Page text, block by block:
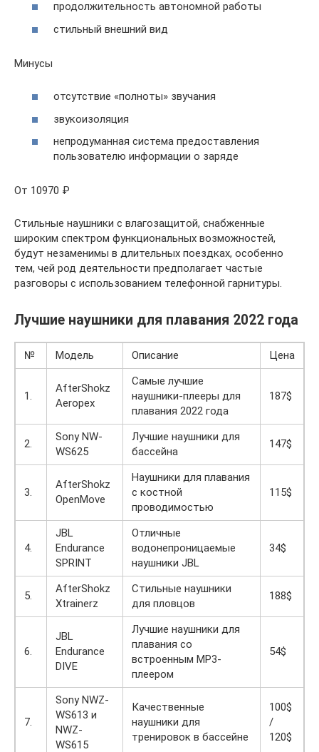
продолжительность автономной работы
стильный внешний вид
Минусы
отсутствие «полноты» звучания
звукоизоляция
непродуманная система предоставления
пользователю информации о заряде
От 10970 ₽
Стильные наушники с влагозащитой, снабженные
широким спектром функциональных возможностей,
будут незаменимы в длительных поездках, особенно
тем, чей род деятельности предполагает частые
разговоры с использованием телефонной гарнитуры.
Лучшие наушники для плавания 2022 года
№ Модель Описание Цена
1.
AfterShokz
Aeropex
Самые лучшие
наушники-плееры для
плавания 2022 года
187$
2.
Sony NW-
WS625
Лучшие наушники для
бассейна
147$
3.
AfterShokz
OpenMove
Наушники для плавания
с костной
проводимостью
115$
4.
JBL
Endurance
SPRINT
Отличные
водонепроницаемые
наушники JBL
34$
5.
AfterShokz
Xtrainerz
Стильные наушники
для пловцов
188$
6.
JBL
Endurance
DIVE
Лучшие наушники для
плавания со
встроенным MP3-
плеером
54$
7.
Sony NWZ-
WS613 и
NWZ-
WS615
Качественные
наушники для
тренировок в бассейне
100$
/
120$